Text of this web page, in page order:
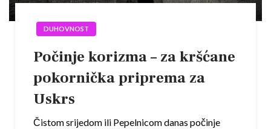
DUHOVNOST
Počinje korizma – za kršćane
pokornička priprema za
Uskrs
Čistom srijedom ili Pepelnicom danas počinje